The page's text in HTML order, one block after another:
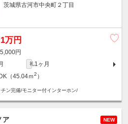
茨城県古河市中央町２丁目
万円
5,000円
礼1ヶ月
（45.04ｍ2 ）
ン完備/モニター付インターホン/
ア NEW